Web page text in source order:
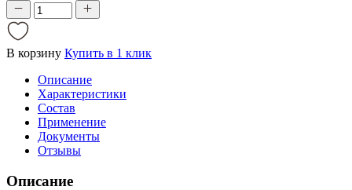
В корзину Купить в 1 клик
Описание
Характеристики
Состав
Применение
Документы
Отзывы
Описание